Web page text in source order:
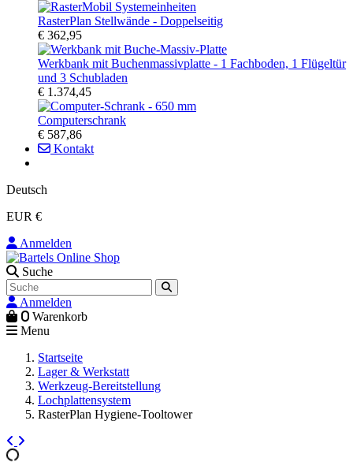
RasterPlan Stellwände - Doppelseitig
€ 362,95
Werkbank mit Buchenmassivplatte - 1 Fachboden, 1 Flügeltür
und 3 Schubladen
€ 1.374,45
Computerschrank
€ 587,86
Kontakt
Deutsch
EUR €
Anmelden
Suche
Anmelden
0 Warenkorb
Menu
Startseite
Lager & Werkstatt
Werkzeug-Bereitstellung
Lochplattensystem
RasterPlan Hygiene-Tooltower